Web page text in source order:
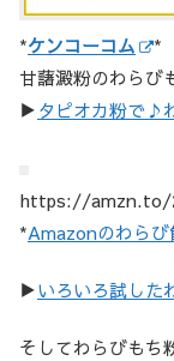
*ケンコーコム
*
甘藷澱粉のわらび
▶タピオカ粉で♪
https://amzn.to/
*Amazonのわらび
▶いろいろ試した
そしてわらびもち